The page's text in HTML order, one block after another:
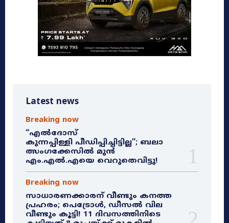
Latest news
Breaking now
“എൽദോസ്
കുന്നപ്പിള്ളി പീഡിപ്പിച്ചിട്ടില്ല”; ബലാ
ത്സംഗക്കേസിൽ മുൻ
എം.എൽ.എയെ വെറുതെവിട്ടു!
Breaking now
സാധാരണക്കാരന് വീണ്ടും കനത്ത
പ്രഹരം; പെട്രോൾ, ഡീസൽ വില
വീണ്ടും കൂട്ടി! 11 ദിവസത്തിനിടെ